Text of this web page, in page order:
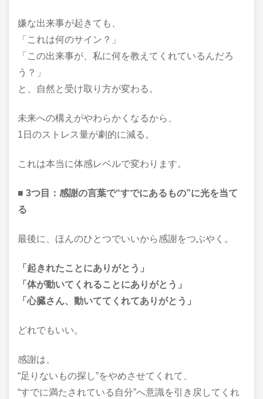
嫌な出来事が起きても、
「これは何のサイン？」
「この出来事が、私に何を教えてくれているんだろ
う？」
と、自然と受け取り方が変わる。
未来への構えがやわらかくなるから、
1日のストレス量が劇的に減る。
これは本当に体感レベルで変わります。
■ 3つ目：感謝の言葉で“すでにあるもの”に光を当て
る
最後に、ほんのひとつでいいから感謝をつぶやく。
「起きれたことにありがとう」
「体が動いてくれることにありがとう」
「心臓さん、動いててくれてありがとう」
どれでもいい。
感謝は、
“足りないもの探し”をやめさせてくれて、
“すでに満たされている自分”へ意識を引き戻してくれ